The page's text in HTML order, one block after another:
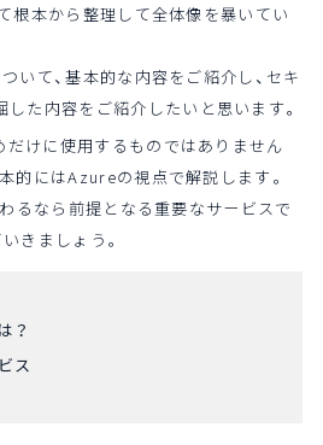
根本から整理して全体像を暴いてい
いて、基本的な内容をご紹介し、セキ
た内容をご紹介したいと思います。
けに使用するものではありません
的にはAzureの視点で解説します。
るなら前提となる重要なサービスで
きましょう。
？
ス